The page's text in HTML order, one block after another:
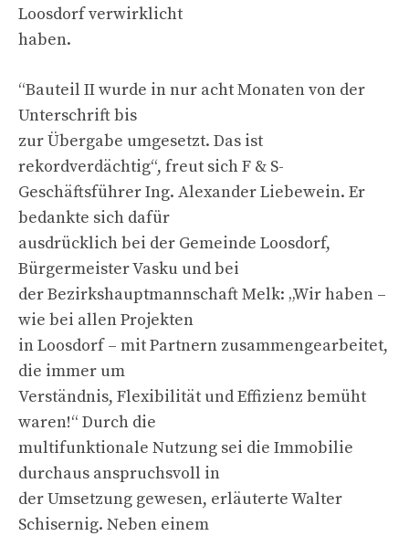
Loosdorf verwirklicht
haben.
“Bauteil II wurde in nur acht Monaten von der
Unterschrift bis
zur Übergabe umgesetzt. Das ist
rekordverdächtig“, freut sich F & S-
Geschäftsführer Ing. Alexander Liebewein. Er
bedankte sich dafür
ausdrücklich bei der Gemeinde Loosdorf,
Bürgermeister Vasku und bei
der Bezirkshauptmannschaft Melk: „Wir haben –
wie bei allen Projekten
in Loosdorf – mit Partnern zusammengearbeitet,
die immer um
Verständnis, Flexibilität und Effizienz bemüht
waren!“ Durch die
multifunktionale Nutzung sei die Immobilie
durchaus anspruchsvoll in
der Umsetzung gewesen, erläuterte Walter
Schisernig. Neben einem